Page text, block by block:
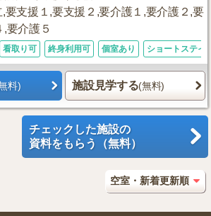
,要支援１,要支援２,要介護１,要介護２,要
要介護５
看取り可 終身利用可 個室あり ショートステイ
料) 施設見学する(無料)
チェックした施設の
資料をもらう（無料）